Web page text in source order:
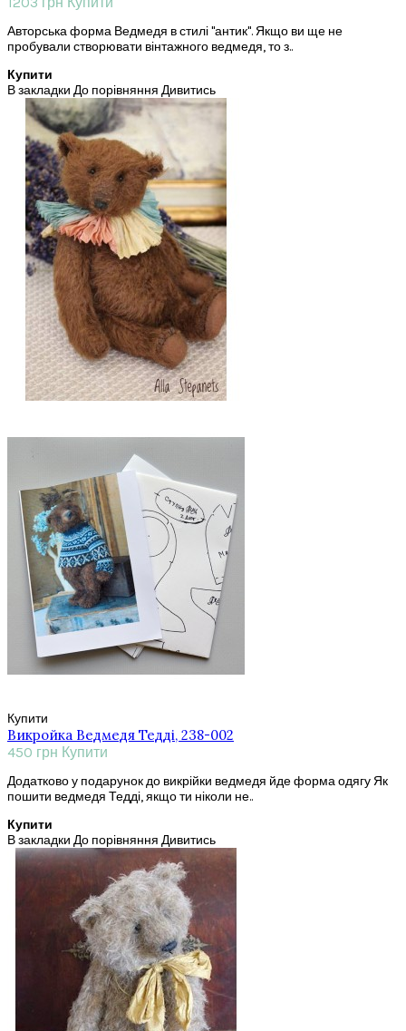
Авторська форма Ведмедя в стилі "антик". Якщо ви ще не
пробували створювати вінтажного ведмедя, то з..
Купити
В закладки До порівняння Дивитись
Купити
Викройка Ведмедя Тедді, 238-002
450 грн Купити
Додатково у подарунок до викрійки ведмедя йде форма одягу Як
пошити ведмедя Тедді, якщо ти ніколи не..
Купити
В закладки До порівняння Дивитись